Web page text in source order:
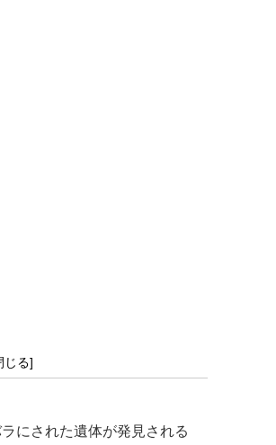
にされた遺体が発見される